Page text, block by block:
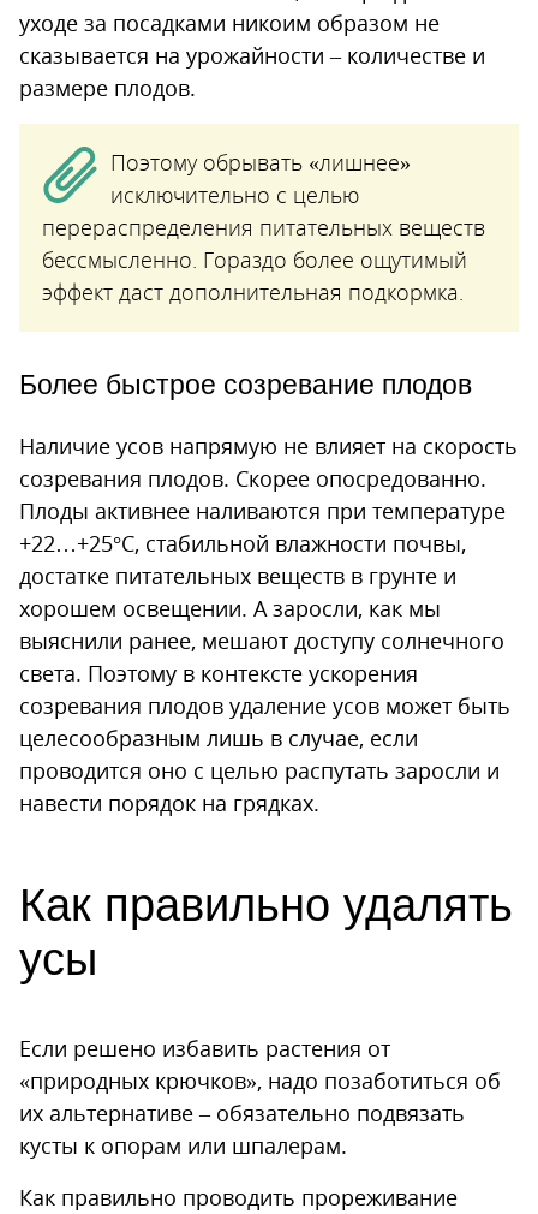
уходе за посадками никоим образом не
сказывается на урожайности – количестве и
размере плодов.
Поэтому обрывать «лишнее»
исключительно с целью
перераспределения питательных веществ
бессмысленно. Гораздо более ощутимый
эффект даст дополнительная подкормка.
Более быстрое созревание плодов
Наличие усов напрямую не влияет на скорость
созревания плодов. Скорее опосредованно.
Плоды активнее наливаются при температуре
+22…+25°С, стабильной влажности почвы,
достатке питательных веществ в грунте и
хорошем освещении. А заросли, как мы
выяснили ранее, мешают доступу солнечного
света. Поэтому в контексте ускорения
созревания плодов удаление усов может быть
целесообразным лишь в случае, если
проводится оно с целью распутать заросли и
навести порядок на грядках.
Как правильно удалять
усы
Если решено избавить растения от
«природных крючков», надо позаботиться об
их альтернативе – обязательно подвязать
кусты к опорам или шпалерам.
Как правильно проводить прореживание